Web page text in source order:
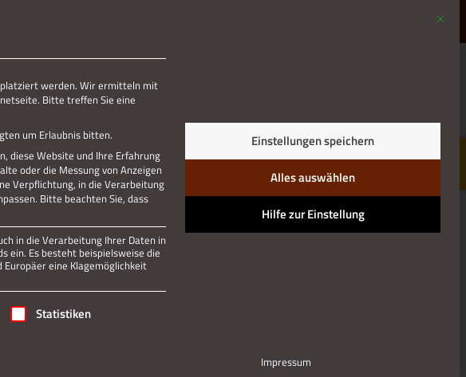
Mit
platziert werden. Wir ermitteln mit
Bitte treffen Sie eine
um Erlaubnis bitten.
diese Website und Ihre Erfahrung
oder die Messung von Anzeigen
Verpflichtung, in die Verarbeitung
Bitte beachten Sie, dass
in die Verarbeitung Ihrer Daten in
ein. Es besteht beispielsweise die
eine Klagemöglichkeit
ist essenziell und kann nicht abgewählt werden.
Statistiken
Einstellungen speichern
Alles auswählen
Hilfe zur Einstellung
Impressum